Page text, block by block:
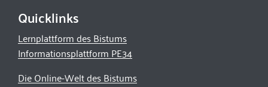
Quicklinks
Lernplattform des Bistums
Informationsplattform PE34
Die Online-Welt des Bistums